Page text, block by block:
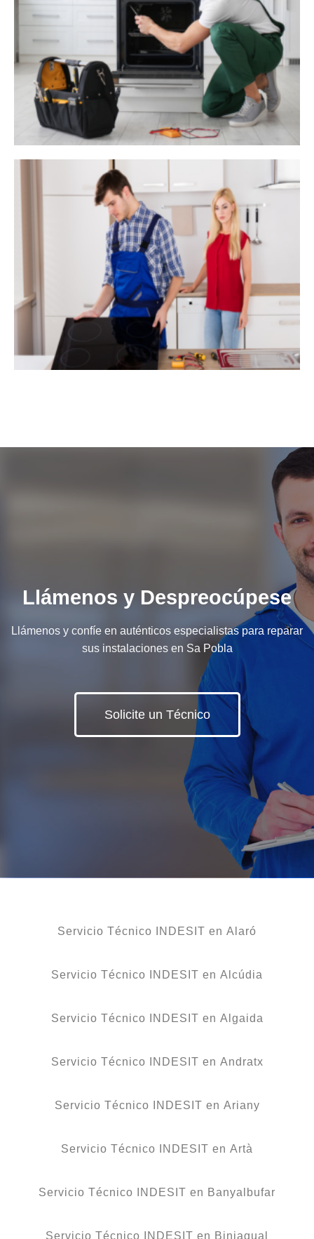
Llámenos y Despreocúpese
Llámenos y confíe en auténticos especialistas para reparar
sus instalaciones en Sa Pobla
Solicite un Técnico
Servicio Técnico INDESIT en Alaró
Servicio Técnico INDESIT en Alcúdia
Servicio Técnico INDESIT en Algaida
Servicio Técnico INDESIT en Andratx
Servicio Técnico INDESIT en Ariany
Servicio Técnico INDESIT en Artà
Servicio Técnico INDESIT en Banyalbufar
Servicio Técnico INDESIT en Biniagual